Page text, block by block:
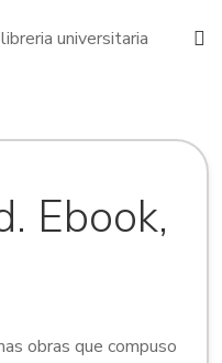
Ebook,
obras que compuso